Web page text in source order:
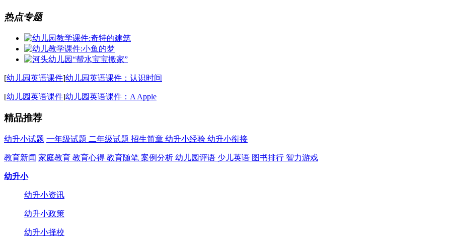
热点专题
[幼儿园英语课件]幼儿园英语课件：认识时间
[幼儿园英语课件]幼儿园英语课件：A Apple
精品推荐
幼升小试题 一年级试题 二年级试题 招生简章 幼升小经验 幼升小衔接
教育新闻 家庭教育 教育心得 教育随笔 案例分析 幼儿园评语 少儿英语 图书排行 智力游戏
幼升小
幼升小资讯
幼升小政策
幼升小择校